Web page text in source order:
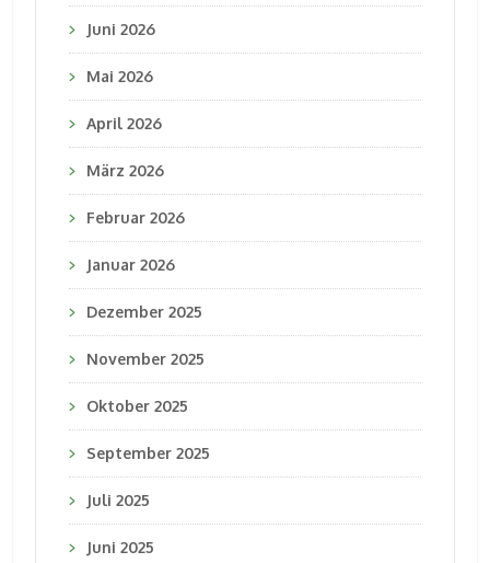
Juni 2026
Mai 2026
April 2026
März 2026
Februar 2026
Januar 2026
Dezember 2025
November 2025
Oktober 2025
September 2025
Juli 2025
Juni 2025